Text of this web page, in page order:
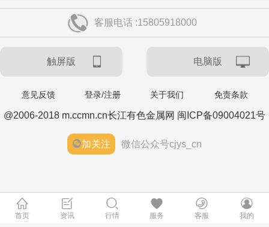
客服电话 :15805918000
触屏版 电脑版
意见反馈 登录/注册 关于我们 免责条款
@2006-2018 m.ccmn.cn长江有色金属网 闽ICP备09004021号
加关注 微信公众号cjys_cn
首页 资讯 行情 服务 客服 我的